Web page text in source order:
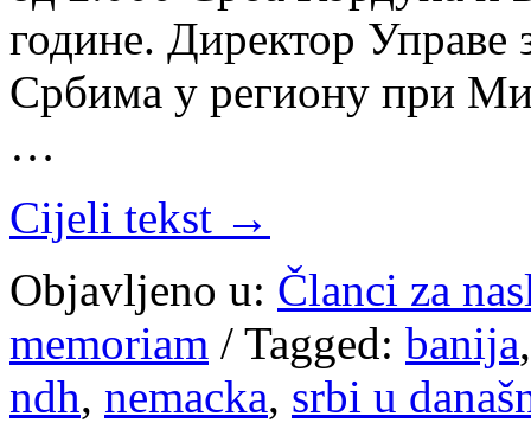
године. Директор Управе
Србима у региону при
…
Cijeli tekst →
Objavljeno u: Članci za
memoriam / Tagged: banija
ndh, nemacka, srbi u